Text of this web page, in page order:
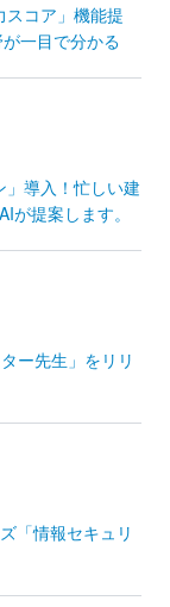
スコア」機能提
一目で分かる
」導入！忙しい建
提案します。
ー先生」をリリ
「情報セキュリ